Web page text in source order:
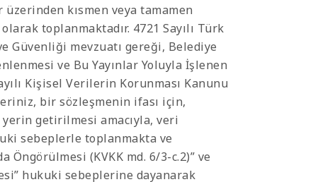
kısmen veya tamamen
toplanmaktadır. 4721 Sayılı Türk
Güvenliği mevzuatı gereği, Belediye
ve Bu Yayınlar Yoluyla İşlenen
Kişisel Verilerin Korunması Kanunu
bir sözleşmenin ifası için,
getirilmesi amacıyla, veri
sebeplerle toplanmakta ve
(KVKK md. 6/3-c.2)” ve
hukuki sebeplerine dayanarak